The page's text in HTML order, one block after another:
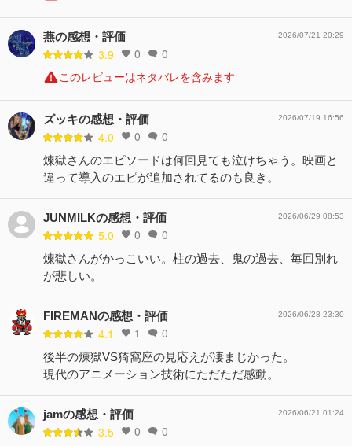
燕の感想・評価
3.9 0 0
2026/07/21 20:29
このレビューはネタバレを含みます
ズッキの感想・評価
4.0 0 0
2026/07/19 16:56
煉獄さんのエピソードは何回見ても泣けちゃう。映画と
違って導入のエピが追加されてるのも良き。
JUNMILKの感想・評価
5.0 0 0
2026/06/29 08:53
煉獄さんがかっこいい。柱の過去、鬼の過去、毎回別れ
が悲しい。
FIREMANの感想・評価
4.1 1 0
2026/06/28 23:30
後半の煉獄VS猗窩座の見応えが凄まじかった。
現代のアニメーション技術にただただ感動。
jamの感想・評価
3.5 0 0
2026/06/21 01:24